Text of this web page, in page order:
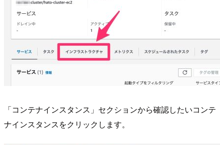
「コンテナインスタンス」セクションから確認したいコンテ
ナインスタンスをクリックします。